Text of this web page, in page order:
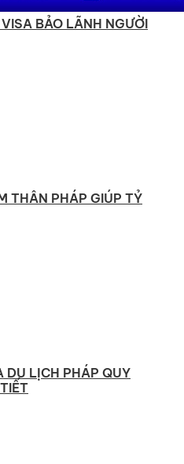
BẢO LÃNH NGƯỜI
THÂN PHÁP GIÚP TỶ
DU LỊCH PHÁP QUY